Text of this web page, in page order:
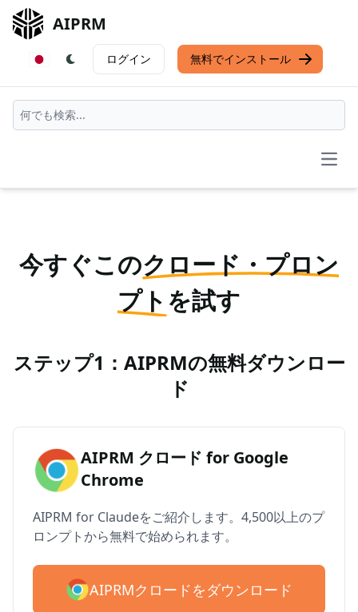
AIPRM
ログイン 無料でインストール
今すぐこのクロード・プロン
プト を試す
ステップ1：AIPRMの無料ダウンロー
ド
AIPRM クロード for Google
Chrome
AIPRM for Claudeをご紹介します。4,500以上のプ
ロンプトから無料で始められます。
AIPRMクロードをダウンロード